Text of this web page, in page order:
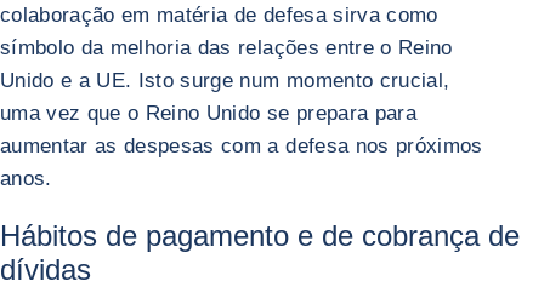
colaboração em matéria de defesa sirva como
símbolo da melhoria das relações entre o Reino
Unido e a UE. Isto surge num momento crucial,
uma vez que o Reino Unido se prepara para
aumentar as despesas com a defesa nos próximos
anos.
Hábitos de pagamento e de cobrança de
dívidas